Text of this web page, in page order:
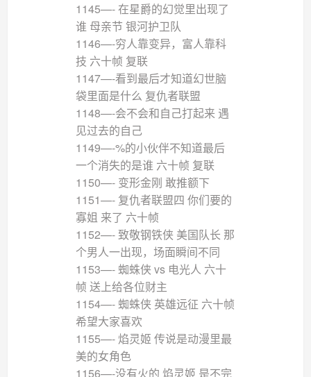
1145—- 在星爵的幻觉里出现了
谁 母亲节 银河护卫队
1146—-穷人靠变异，富人靠科
技 六十帧 复联
1147—-看到最后才知道幻世脑
袋里面是什么 复仇者联盟
1148—-会不会和自己打起来 遇
见过去的自己
1149—-%的小伙伴不知道最后
一个消失的是谁 六十帧 复联
1150—- 变形金刚 敢推额下
1151—- 复仇者联盟四 你们要的
寡姐 来了 六十帧
1152—- 致敬钢铁侠 美国队长 那
个男人一出现，场面瞬间不同
1153—- 蜘蛛侠 vs 电光人 六十
帧 送上给各位财主
1154—- 蜘蛛侠 英雄远征 六十帧
希望大家喜欢
1155—- 焰灵姬 传说是动漫里最
美的女角色
1156—-没有火的 焰灵姬 是不完